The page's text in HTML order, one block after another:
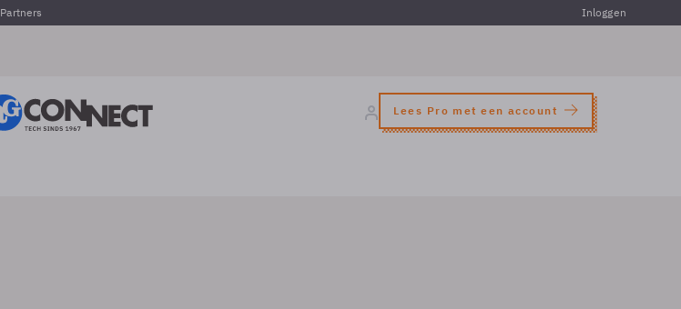
Partners Inloggen
Lees Pro met een account